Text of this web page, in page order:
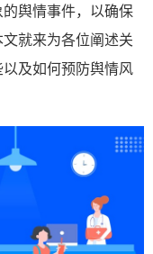
舆情事件，以确保
就来为各位阐述关
及如何预防舆情风